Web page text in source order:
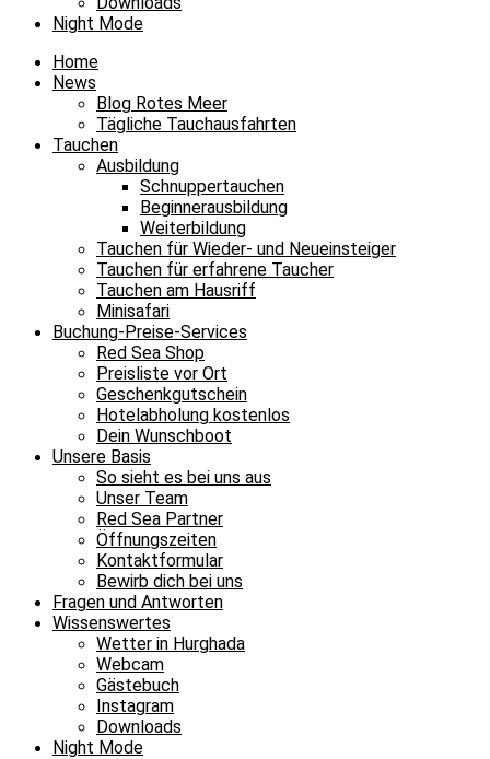
Night Mode
Home
News
Blog Rotes Meer
Tägliche Tauchausfahrten
Tauchen
Ausbildung
Schnuppertauchen
Beginnerausbildung
Weiterbildung
Tauchen für Wieder- und Neueinsteiger
Tauchen für erfahrene Taucher
Tauchen am Hausriff
Minisafari
Buchung-Preise-Services
Red Sea Shop
Preisliste vor Ort
Geschenkgutschein
Hotelabholung kostenlos
Dein Wunschboot
Unsere Basis
So sieht es bei uns aus
Unser Team
Red Sea Partner
Öffnungszeiten
Kontaktformular
Bewirb dich bei uns
Fragen und Antworten
Wissenswertes
Wetter in Hurghada
Webcam
Gästebuch
Instagram
Downloads
Night Mode